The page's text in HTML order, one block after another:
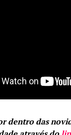
dentro das